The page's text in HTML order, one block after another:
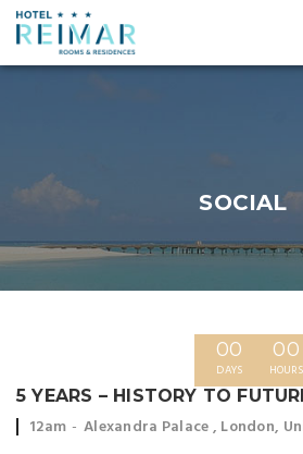
SOCIAL
00
DAYS
00
HOURS
5 YEARS – HISTORY TO
Event
12am
Event
Alexandra Palace , London,